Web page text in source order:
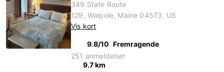
349 State Route
129, Walpole, Maine 04573, US
Vis kort
9.8/10 Fremragende
251 anmeldelser
9.7 km